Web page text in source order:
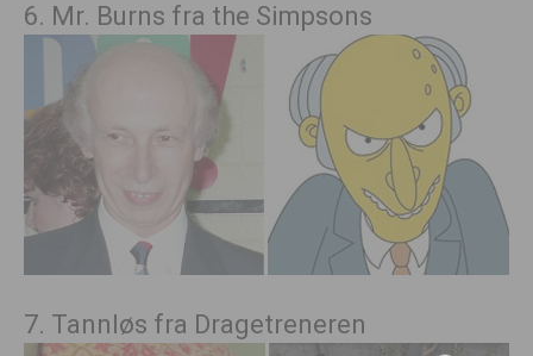
6. Mr. Burns fra the Simpsons
7. Tannløs fra Dragetreneren